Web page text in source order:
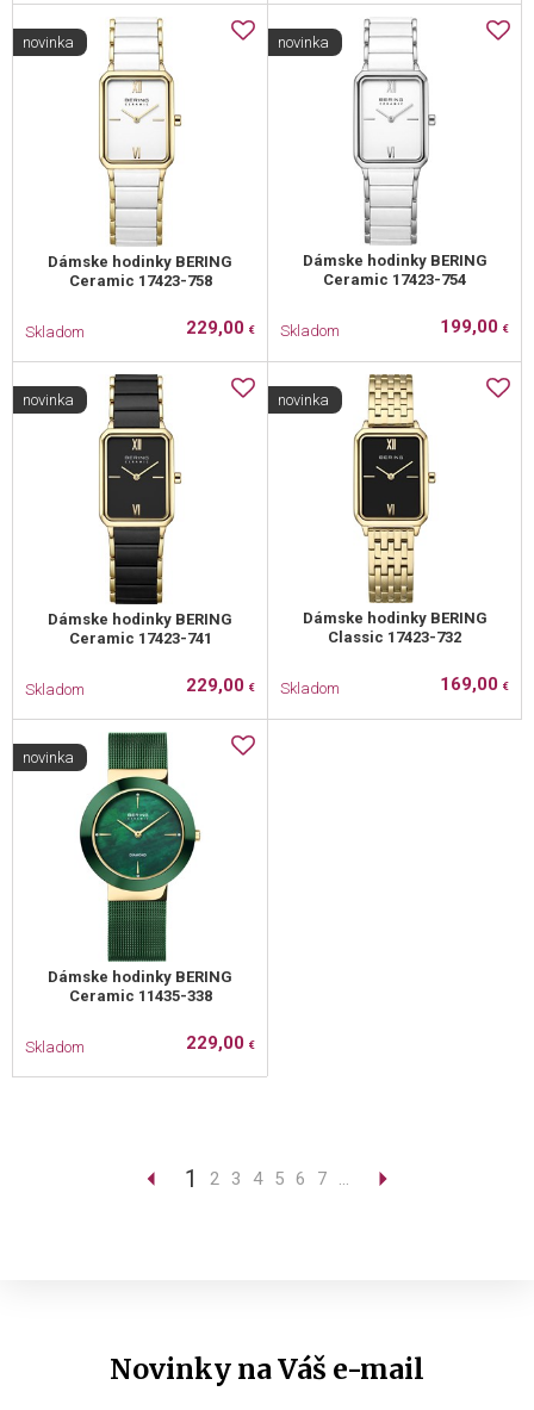
Dámske hodinky BERING
Ceramic 17423-758
novinka
Skladom 229,00 €
Dámske hodinky BERING
Ceramic 17423-754
novinka
Skladom 199,00 €
Dámske hodinky BERING
Ceramic 17423-741
novinka
Skladom 229,00 €
Dámske hodinky BERING
Classic 17423-732
novinka
Skladom 169,00 €
Dámske hodinky BERING
Ceramic 11435-338
novinka
Skladom 229,00 €
1 2 3 4 5 6 7 ...
Novinky na Váš e-mail